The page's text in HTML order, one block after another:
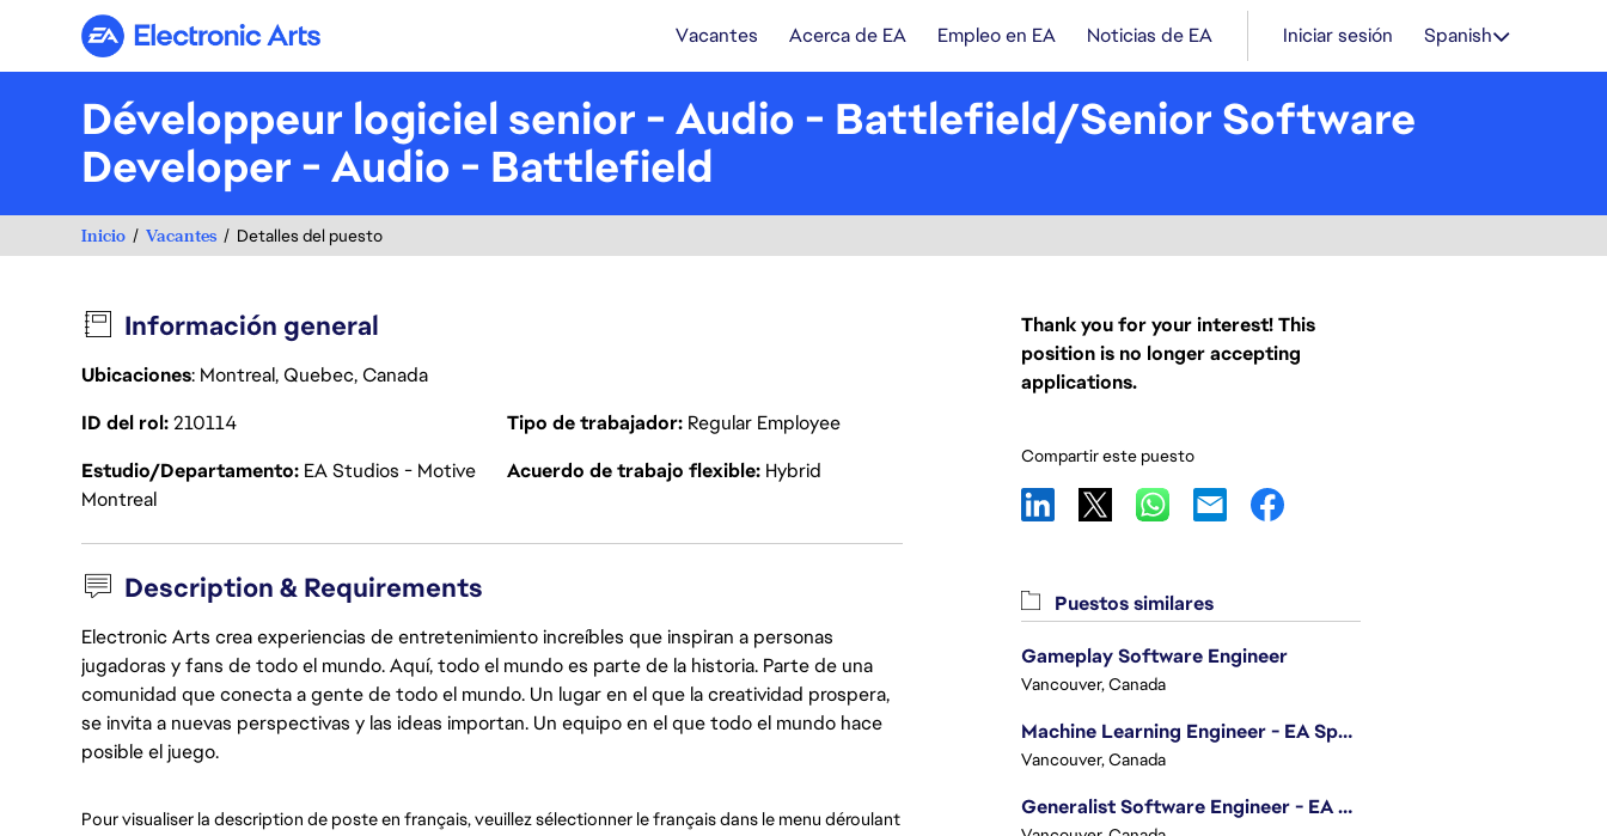
Electronic Arts Vacantes Acerca de EA Empleo en EA Noticias de EA Iniciar sesión Spanish
Développeur logiciel senior - Audio - Battlefield/Senior Software
Developer - Audio - Battlefield
Inicio Vacantes Detalles del puesto
Información general
Ubicaciones: Montreal, Quebec, Canada
ID del rol210114 Tipo de trabajador Regular Employee
Estudio/Departamento EA Studios - Motive
Montreal
Acuerdo de trabajo flexible Hybrid
Description & Requirements
Electronic Arts crea experiencias de entretenimiento increíbles que inspiran a personas
jugadoras y fans de todo el mundo. Aquí, todo el mundo es parte de la historia. Parte de una
comunidad que conecta a gente de todo el mundo. Un lugar en el que la creatividad prospera,
se invita a nuevas perspectivas y las ideas importan. Un equipo en el que todo el mundo hace
posible el juego.
Pour visualiser la description de poste en français, veuillez sélectionner le français dans le menu déroulant
Thank you for your interest! This
position is no longer accepting
applications.
Compartir este puesto
Puestos similares
Gameplay Software Engineer
Vancouver, Canada
Machine Learning Engineer - EA Sports FC
Vancouver, Canada
Generalist Software Engineer - EA Sports FC